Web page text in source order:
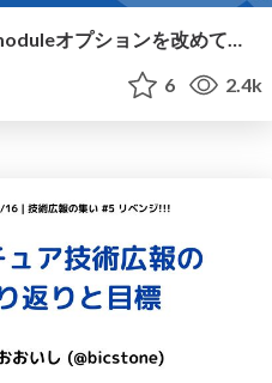
TypeScriptのmoduleオプションを改めて整理する
6 2.4k